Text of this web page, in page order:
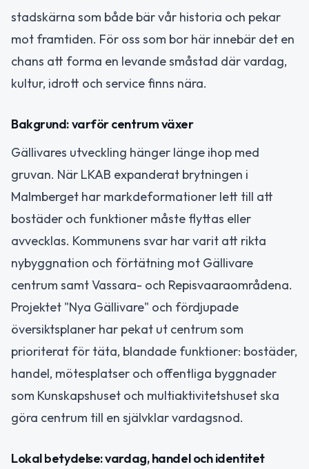
stadskärna som både bär vår historia och pekar
mot framtiden. För oss som bor här innebär det en
chans att forma en levande småstad där vardag,
kultur, idrott och service finns nära.
Bakgrund: varför centrum växer
Gällivares utveckling hänger länge ihop med
gruvan. När LKAB expanderat brytningen i
Malmberget har markdeformationer lett till att
bostäder och funktioner måste flyttas eller
avvecklas. Kommunens svar har varit att rikta
nybyggnation och förtätning mot Gällivare
centrum samt Vassara- och Repisvaaraområdena.
Projektet "Nya Gällivare" och fördjupade
översiktsplaner har pekat ut centrum som
prioriterat för täta, blandade funktioner: bostäder,
handel, mötesplatser och offentliga byggnader
som Kunskapshuset och multiaktivitetshuset ska
göra centrum till en självklar vardagsnod.
Lokal betydelse: vardag, handel och identitet